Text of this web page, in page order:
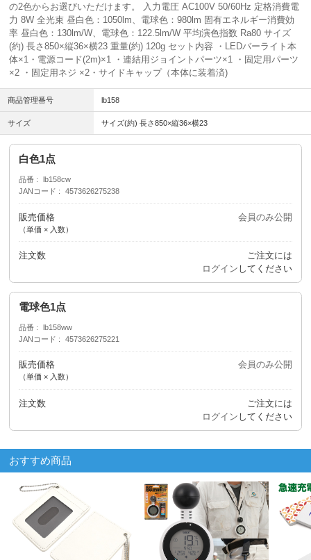
の2色からお選びいただけます。 入力電圧 AC100V 50/60Hz 定格消費電
力 8W 全光束 昼白色：1050lm、電球色：980lm 固有エネルギー消費効
率 昼白色：130lm/W、電球色：122.5lm/W 平均演色指数 Ra80 サイズ
(約) 長さ850×縦36×横23 重量(約) 120g セット内容 ・LEDバーライト本
体×1・電源コード(2m)×1 ・連結用ジョイントパーツ×1 ・固定用パーツ
×2 ・固定用ネジ ×2・サイドキャップ（本体に装着済)
商品管理番号 lb158
サイズ サイズ(約) 長さ850×縦36×横23
白色1点
品番
lb158cw
JANコード
4573626275238
販売価格
（単価 × 入数）
会員のみ公開
注文数
ご注文には
ログイン してください
電球色1点
品番
lb158ww
JANコード
4573626275221
販売価格
（単価 × 入数）
会員のみ公開
注文数
ご注文には
ログイン してください
おすすめ商品